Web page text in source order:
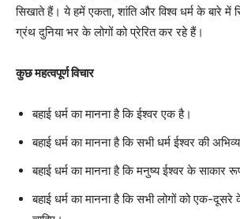
सिखाते हैं। ये हमें एकता, शांति और विश्व धर्म के बारे में
ग्रंथ दुनिया भर के लोगों को प्रेरित कर रहे हैं।
कुछ महत्वपूर्ण विचार
बहाई धर्म का मानना है कि ईश्वर एक है।
बहाई धर्म का मानना ​​है कि सभी धर्म ईश्वर की
बहाई धर्म का मानना ​​है कि मनुष्य ईश्वर के साकार
बहाई धर्म का मानना ​​है कि सभी लोगों को एक-